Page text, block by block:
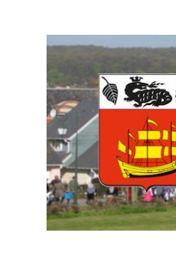
contenu